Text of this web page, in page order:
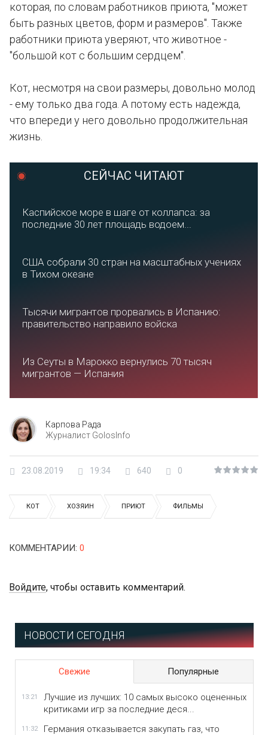
которая, по словам работников приюта, "может
быть разных цветов, форм и размеров". Также
работники приюта уверяют, что животное -
"большой кот с большим сердцем".
Кот, несмотря на свои размеры, довольно молод
- ему только два года. А потому есть надежда,
что впереди у него довольно продолжительная
жизнь.
СЕЙЧАС ЧИТАЮТ
Каспийское море в шаге от коллапса: за
последние 30 лет площадь водоем...
США собрали 30 стран на масштабных учениях
в Тихом океане
Тысячи мигрантов прорвались в Испанию:
правительство направило войска
Из Сеуты в Марокко вернулись 70 тысяч
мигрантов — Испания
Карпова Рада
Журналист GolosInfo
23.08.2019 19:34 640 0
КОТ ХОЗЯИН ПРИЮТ ФИЛЬМЫ
КОММЕНТАРИИ: 0
Войдите, чтобы оставить комментарий.
НОВОСТИ СЕГОДНЯ
Свежие Популярные
13:21
Лучшие из лучших: 10 самых высоко оцененных
критиками игр за последние деся...
11:32
Германия отказывается закупать газ, что